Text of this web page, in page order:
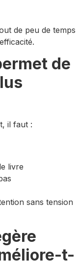
de peu de temps
de
il faut :
livre
sans tension
t-